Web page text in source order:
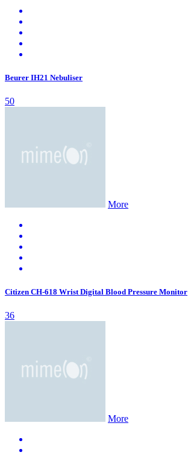
Beurer IH21 Nebuliser
50
More
Citizen CH-618 Wrist Digital Blood Pressure Monitor
36
More